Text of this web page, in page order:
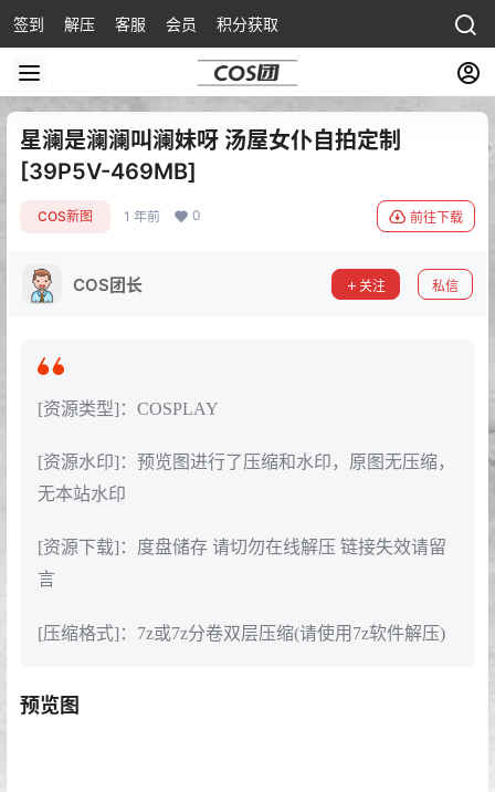
签到 解压 客服 会员 积分获取
星澜是澜澜叫澜妹呀 汤屋女仆自拍定制
[39P5V-469MB]
COS新图 1 年前 0 前往下载
COS团长 关注 私信
[资源类型]：COSPLAY
[资源水印]：预览图进行了压缩和水印，原图无压缩，
无本站水印
[资源下载]：度盘储存 请切勿在线解压 链接失效请留
言
[压缩格式]：7z或7z分卷双层压缩(请使用7z软件解压)
预览图